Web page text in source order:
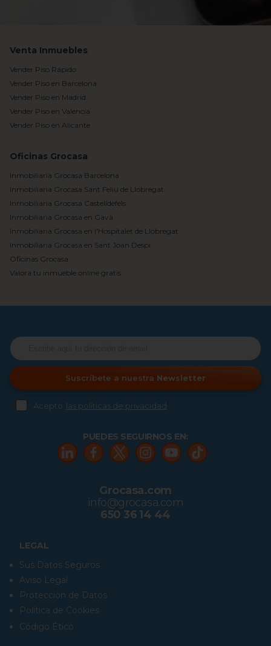
Venta Inmuebles
Vender Piso Rápido
Vender Piso en Barcelona
Vender Piso en Madrid
Vender Piso en Valencia
Vender Piso en Alicante
Oficinas Grocasa
Inmobiliaria Grocasa Barcelona
Inmobiliaria Grocasa Sant Feliu de Llobregat
Inmobiliaria Grocasa Castelldefels
Inmobiliaria Grocasa en Gavà
Inmobiliaria Grocasa en l'Hospitalet de Llobregat
Inmobiliaria Grocasa en Sant Joan Despí
Oficinas Grocasa
Valora tu inmueble online gratis
Suscríbete a nuestra Newsletter
Acepto las políticas de privacidad
LEGAL
Sus Datos Seguros
Aviso Legal
Protección de Datos
Política de Cookies
Código Ético
PUEDES SEGUIRNOS EN:
Grocasa.com
info@grocasa.com
650 36 14 44